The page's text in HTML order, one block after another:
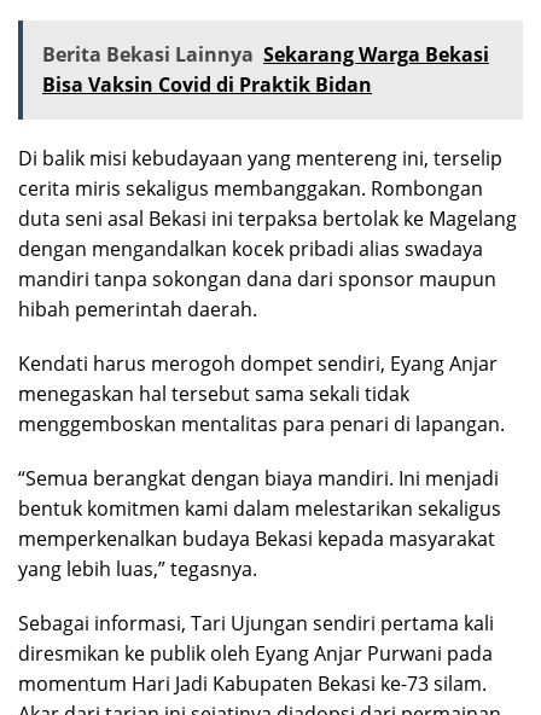
Berita Bekasi Lainnya Sekarang Warga Bekasi
Bisa Vaksin Covid di Praktik Bidan
Di balik misi kebudayaan yang mentereng ini, terselip
cerita miris sekaligus membanggakan. Rombongan
duta seni asal Bekasi ini terpaksa bertolak ke Magelang
dengan mengandalkan kocek pribadi alias swadaya
mandiri tanpa sokongan dana dari sponsor maupun
hibah pemerintah daerah.
Kendati harus merogoh dompet sendiri, Eyang Anjar
menegaskan hal tersebut sama sekali tidak
menggemboskan mentalitas para penari di lapangan.
“Semua berangkat dengan biaya mandiri. Ini menjadi
bentuk komitmen kami dalam melestarikan sekaligus
memperkenalkan budaya Bekasi kepada masyarakat
yang lebih luas,” tegasnya.
Sebagai informasi, Tari Ujungan sendiri pertama kali
diresmikan ke publik oleh Eyang Anjar Purwani pada
momentum Hari Jadi Kabupaten Bekasi ke-73 silam.